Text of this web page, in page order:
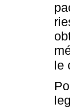
le